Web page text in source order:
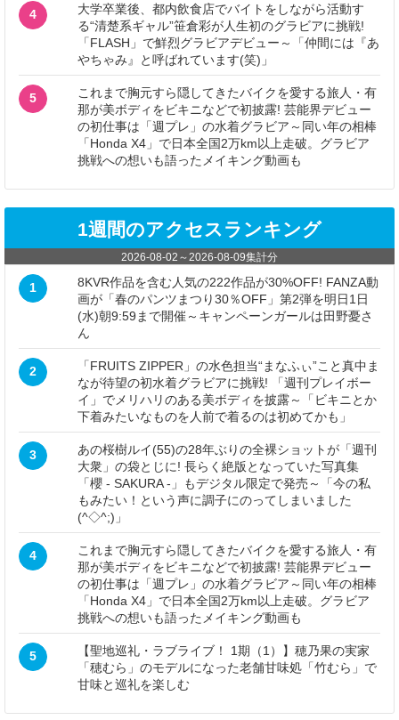
4
大学卒業後、都内飲食店でバイトをしながら活動す
る“清楚系ギャル”笹倉彩が人生初のグラビアに挑戦!
「FLASH」で鮮烈グラビアデビュー～「仲間には『あ
やちゃみ』と呼ばれています(笑)」
5
これまで胸元すら隠してきたバイクを愛する旅人・有
那が美ボディをビキニなどで初披露! 芸能界デビュー
の初仕事は「週プレ」の水着グラビア～同い年の相棒
「Honda X4」で日本全国2万km以上走破。グラビア
挑戦への想いも語ったメイキング動画も
1週間のアクセスランキング
2026-08-02 ～2026-08-09集計分
1
8KVR作品を含む人気の222作品が30%OFF! FANZA動
画が「春のパンツまつり30％OFF」第2弾を明日1日
(水)朝9:59まで開催～キャンペーンガールは田野憂さ
ん
2
「FRUITS ZIPPER」の水色担当“まなふぃ”こと真中ま
なが待望の初水着グラビアに挑戦! 「週刊プレイボー
イ」でメリハリのある美ボディを披露～「ビキニとか
下着みたいなものを人前で着るのは初めてかも」
3
あの桜樹ルイ(55)の28年ぶりの全裸ショットが「週刊
大衆」の袋とじに! 長らく絶版となっていた写真集
「櫻 - SAKURA -」もデジタル限定で発売～「今の私
もみたい！という声に調子にのってしまいました
(^◇^;)」
4
これまで胸元すら隠してきたバイクを愛する旅人・有
那が美ボディをビキニなどで初披露! 芸能界デビュー
の初仕事は「週プレ」の水着グラビア～同い年の相棒
「Honda X4」で日本全国2万km以上走破。グラビア
挑戦への想いも語ったメイキング動画も
5
【聖地巡礼・ラブライブ！ 1期（1）】穂乃果の実家
「穂むら」のモデルになった老舗甘味処「竹むら」で
甘味と巡礼を楽しむ